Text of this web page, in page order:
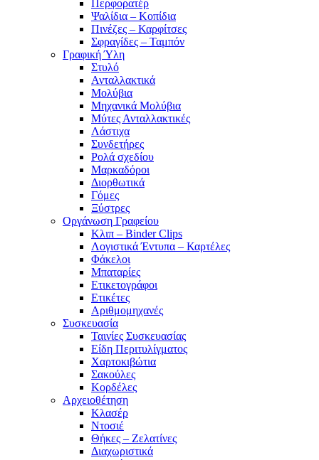
Περφορατέρ
Ψαλίδια – Κοπίδια
Πινέζες – Καρφίτσες
Σφραγίδες – Ταμπόν
Γραφική Ύλη
Στυλό
Ανταλλακτικά
Μολύβια
Μηχανικά Μολύβια
Μύτες Ανταλλακτικές
Λάστιχα
Συνδετήρες
Ρολά σχεδίου
Μαρκαδόροι
Διορθωτικά
Γόμες
Ξύστρες
Οργάνωση Γραφείου
Κλιπ – Binder Clips
Λογιστικά Έντυπα – Καρτέλες
Φάκελοι
Μπαταρίες
Ετικετογράφοι
Ετικέτες
Αριθμομηχανές
Συσκευασία
Ταινίες Συσκευασίας
Είδη Περιτυλίγματος
Χαρτοκιβώτια
Σακούλες
Κορδέλες
Αρχειοθέτηση
Κλασέρ
Ντοσιέ
Θήκες – Ζελατίνες
Διαχωριστικά